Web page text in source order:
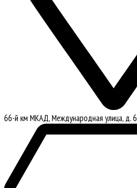
66-й км МКАД, Международная улица, д. 6